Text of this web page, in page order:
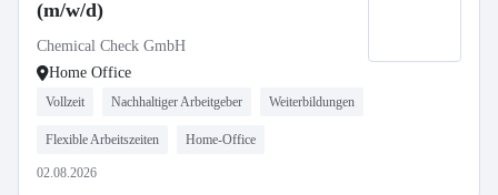
(m/w/d)
Chemical Check GmbH
Home Office
Vollzeit Nachhaltiger Arbeitgeber Weiterbildungen
Flexible Arbeitszeiten Home-Office
02.08.2026